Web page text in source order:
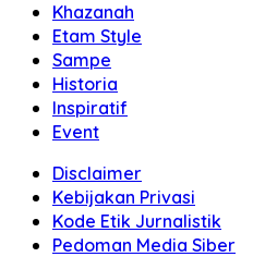
Khazanah
Etam Style
Sampe
Historia
Inspiratif
Event
Disclaimer
Kebijakan Privasi
Kode Etik Jurnalistik
Pedoman Media Siber